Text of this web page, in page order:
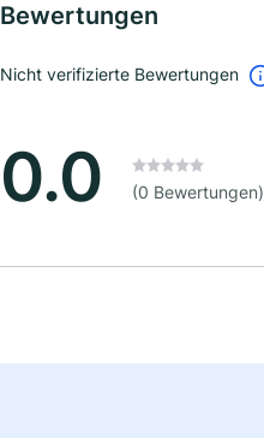
Bewertungen
Nicht verifizierte Bewertungen
0.0 (0 Bewertungen)